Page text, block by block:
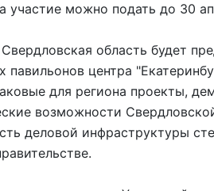
участие можно подать до 30
область будет
павильонов центра
для региона проекты,
возможности
деловой инфраструктуры